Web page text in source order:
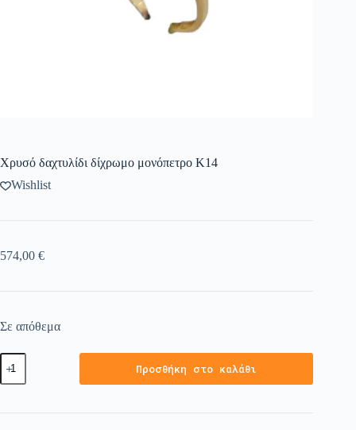
Χρυσό δαχτυλίδι δίχρωμο μονόπετρο Κ14
Wishlist
574,00 €
Σε απόθεμα
Προσθήκη στο καλάθι